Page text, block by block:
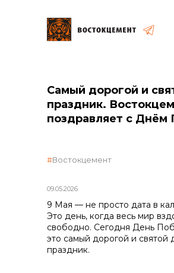
Закупки
общая информация
реализация
Самый дорогой и
праздник.
поздравляет с Днём
09.05.2026
Востокцемент
9 Мая — не просто дата в
Это день, когда весь мир
свободно. Сегодня День
это самый дорогой и святой
праздник.